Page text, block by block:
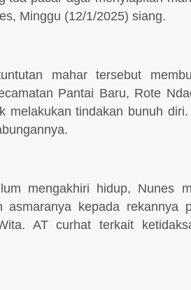
Minggu (12/1/2025) siang.
mahar tersebut
Pantai Baru, Rote
melakukan tindakan bunuh
mengakhiri hidup, Nunes
asmaranya kepada rekannya
AT curhat terkait